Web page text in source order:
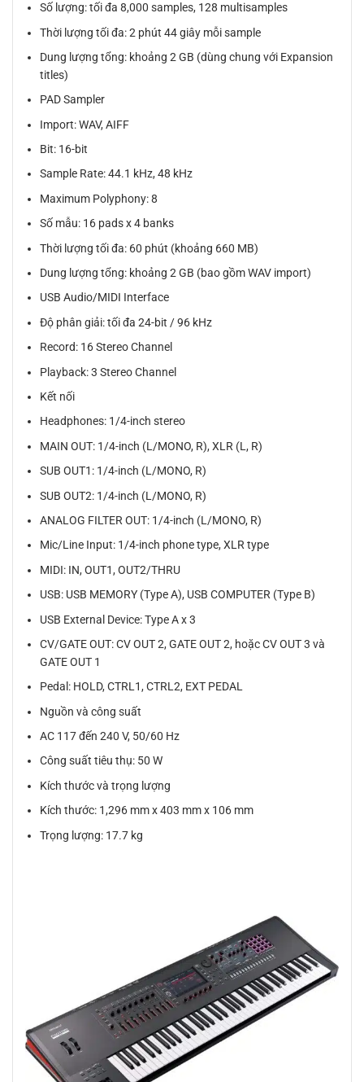
Số lượng: tối đa 8,000 samples, 128 multisamples
Thời lượng tối đa: 2 phút 44 giây mỗi sample
Dung lượng tổng: khoảng 2 GB (dùng chung với Expansion
titles)
PAD Sampler
Import: WAV, AIFF
Bit: 16-bit
Sample Rate: 44.1 kHz, 48 kHz
Maximum Polyphony: 8
Số mẫu: 16 pads x 4 banks
Thời lượng tối đa: 60 phút (khoảng 660 MB)
Dung lượng tổng: khoảng 2 GB (bao gồm WAV import)
USB Audio/MIDI Interface
Độ phân giải: tối đa 24-bit / 96 kHz
Record: 16 Stereo Channel
Playback: 3 Stereo Channel
Kết nối
Headphones: 1/4-inch stereo
MAIN OUT: 1/4-inch (L/MONO, R), XLR (L, R)
SUB OUT1: 1/4-inch (L/MONO, R)
SUB OUT2: 1/4-inch (L/MONO, R)
ANALOG FILTER OUT: 1/4-inch (L/MONO, R)
Mic/Line Input: 1/4-inch phone type, XLR type
MIDI: IN, OUT1, OUT2/THRU
USB: USB MEMORY (Type A), USB COMPUTER (Type B)
USB External Device: Type A x 3
CV/GATE OUT: CV OUT 2, GATE OUT 2, hoặc CV OUT 3 và
GATE OUT 1
Pedal: HOLD, CTRL1, CTRL2, EXT PEDAL
Nguồn và công suất
AC 117 đến 240 V, 50/60 Hz
Công suất tiêu thụ: 50 W
Kích thước và trọng lượng
Kích thước: 1,296 mm x 403 mm x 106 mm
Trọng lượng: 17.7 kg